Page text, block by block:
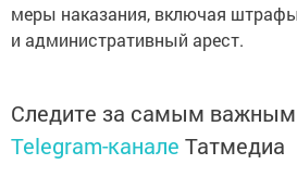
меры наказания, включая
и административный арест.
Следите за самым
Telegram-канале Татмедиа